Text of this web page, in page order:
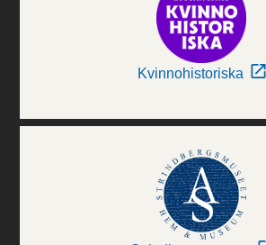
Kvinnohistoriska